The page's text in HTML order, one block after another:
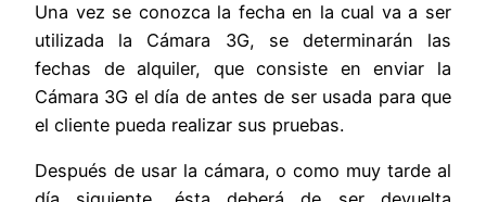
Una vez se conozca la fecha en la cual va a ser
utilizada la Cámara 3G, se determinarán las
fechas de alquiler, que consiste en enviar la
Cámara 3G el día de antes de ser usada para que
el cliente pueda realizar sus pruebas.
Después de usar la cámara, o como muy tarde al